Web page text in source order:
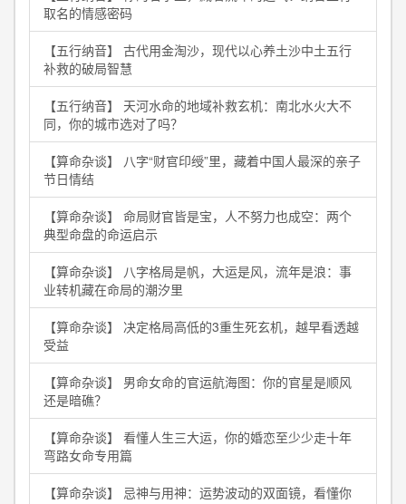
取名的情感密码
【五行纳音】 古代用金淘沙，现代以心养土沙中土五行
补救的破局智慧
【五行纳音】 天河水命的地域补救玄机：南北水火大不
同，你的城市选对了吗？
【算命杂谈】 八字“财官印绶”里，藏着中国人最深的亲子
节日情结
【算命杂谈】 命局财官皆是宝，人不努力也成空：两个
典型命盘的命运启示
【算命杂谈】 八字格局是帆，大运是风，流年是浪：事
业转机藏在命局的潮汐里
【算命杂谈】 决定格局高低的3重生死玄机，越早看透越
受益
【算命杂谈】 男命女命的官运航海图：你的官星是顺风
还是暗礁？
【算命杂谈】 看懂人生三大运，你的婚恋至少少走十年
弯路女命专用篇
【算命杂谈】 忌神与用神：运势波动的双面镜，看懂你